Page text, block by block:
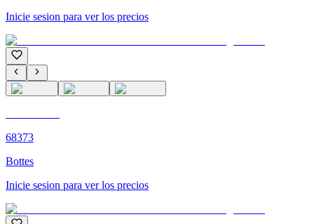
Inicie sesion para ver los precios
68373
Bottes
Inicie sesion para ver los precios